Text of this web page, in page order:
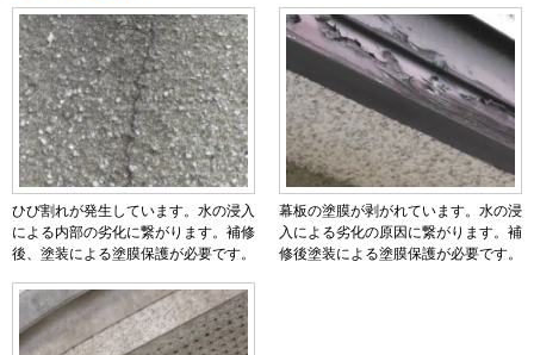
ひび割れが発生しています。水の浸入
による内部の劣化に繋がります。補修
後、塗装による塗膜保護が必要です。
幕板の塗膜が剥がれています。水の浸
入による劣化の原因に繋がります。補
修後塗装による塗膜保護が必要です。